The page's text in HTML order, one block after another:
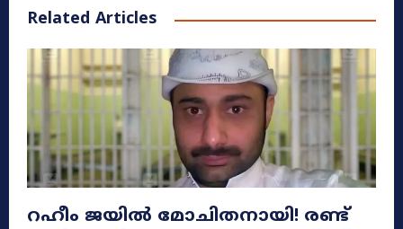
Related Articles
റഹീം ജയിൽ മോചിതനായി! രണ്ട്